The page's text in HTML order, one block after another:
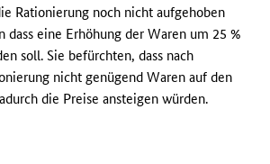
Rationierung noch nicht aufgehoben
dass eine Erhöhung der Waren um 25 %
soll. Sie befürchten, dass nach
nicht genügend Waren auf den
die Preise ansteigen würden.